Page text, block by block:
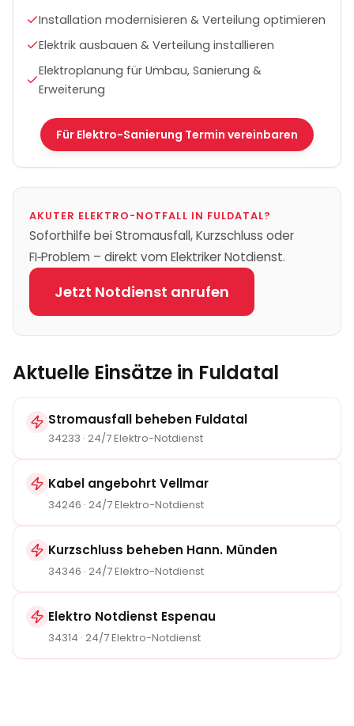
Installation modernisieren & Verteilung optimieren
Elektrik ausbauen & Verteilung installieren
Elektroplanung für Umbau, Sanierung &
Erweiterung
Für Elektro-Sanierung Termin vereinbaren
AKUTER ELEKTRO-NOTFALL IN FULDATAL?
Soforthilfe bei Stromausfall, Kurzschluss oder
FI‑Problem – direkt vom Elektriker Notdienst.
Jetzt Notdienst anrufen
Aktuelle Einsätze in Fuldatal
Stromausfall beheben Fuldatal
34233 · 24/7 Elektro-Notdienst
Kabel angebohrt Vellmar
34246 · 24/7 Elektro-Notdienst
Kurzschluss beheben Hann. Münden
34346 · 24/7 Elektro-Notdienst
Elektro Notdienst Espenau
34314 · 24/7 Elektro-Notdienst